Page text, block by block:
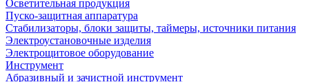
Осветительная продукция
Пуско-защитная аппаратура
Стабилизаторы, блоки защиты, таймеры, источники питания
Электроустановочные изделия
Электрощитовое оборудование
Инструмент
Абразивный и зачистной инструмент